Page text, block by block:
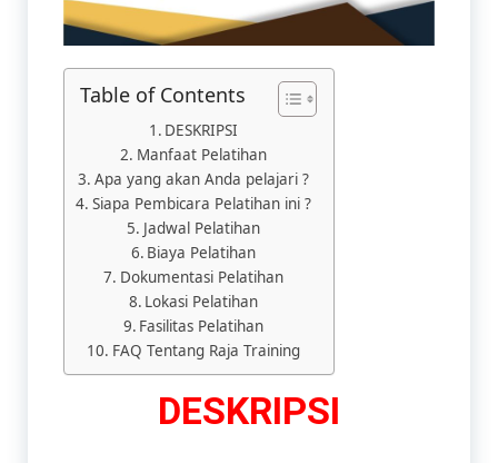
Table of Contents
DESKRIPSI
Manfaat Pelatihan​
Apa yang akan Anda pelajari ?
Siapa Pembicara Pelatihan ini ?
Jadwal Pelatihan
Biaya Pelatihan
Dokumentasi Pelatihan
Lokasi Pelatihan
Fasilitas Pelatihan
FAQ Tentang Raja Training
DESKRIPSI